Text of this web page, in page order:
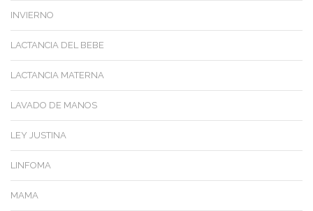
INVIERNO
LACTANCIA DEL BEBE
LACTANCIA MATERNA
LAVADO DE MANOS
LEY JUSTINA
LINFOMA
MAMA